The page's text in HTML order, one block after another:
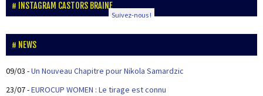
INSTAGRAM CASTORS BRAINE
Suivez-nous !
NEWS
09/03 -Un Nouveau Chapitre pour Nikola Samardzic
23/07-EUROCUP WOMEN : Le tirage est connu